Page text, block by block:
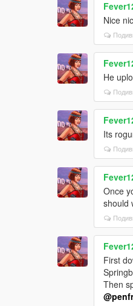
Nice
He
Its
Once
should
First
Then